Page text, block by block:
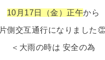
10月17日（金）正午から
片側交互通行になりました 👏
＜大雨の時は 安全の為